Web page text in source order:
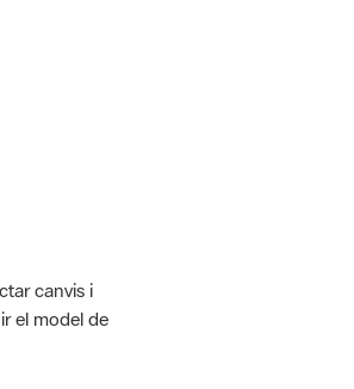
canvis i
el model de